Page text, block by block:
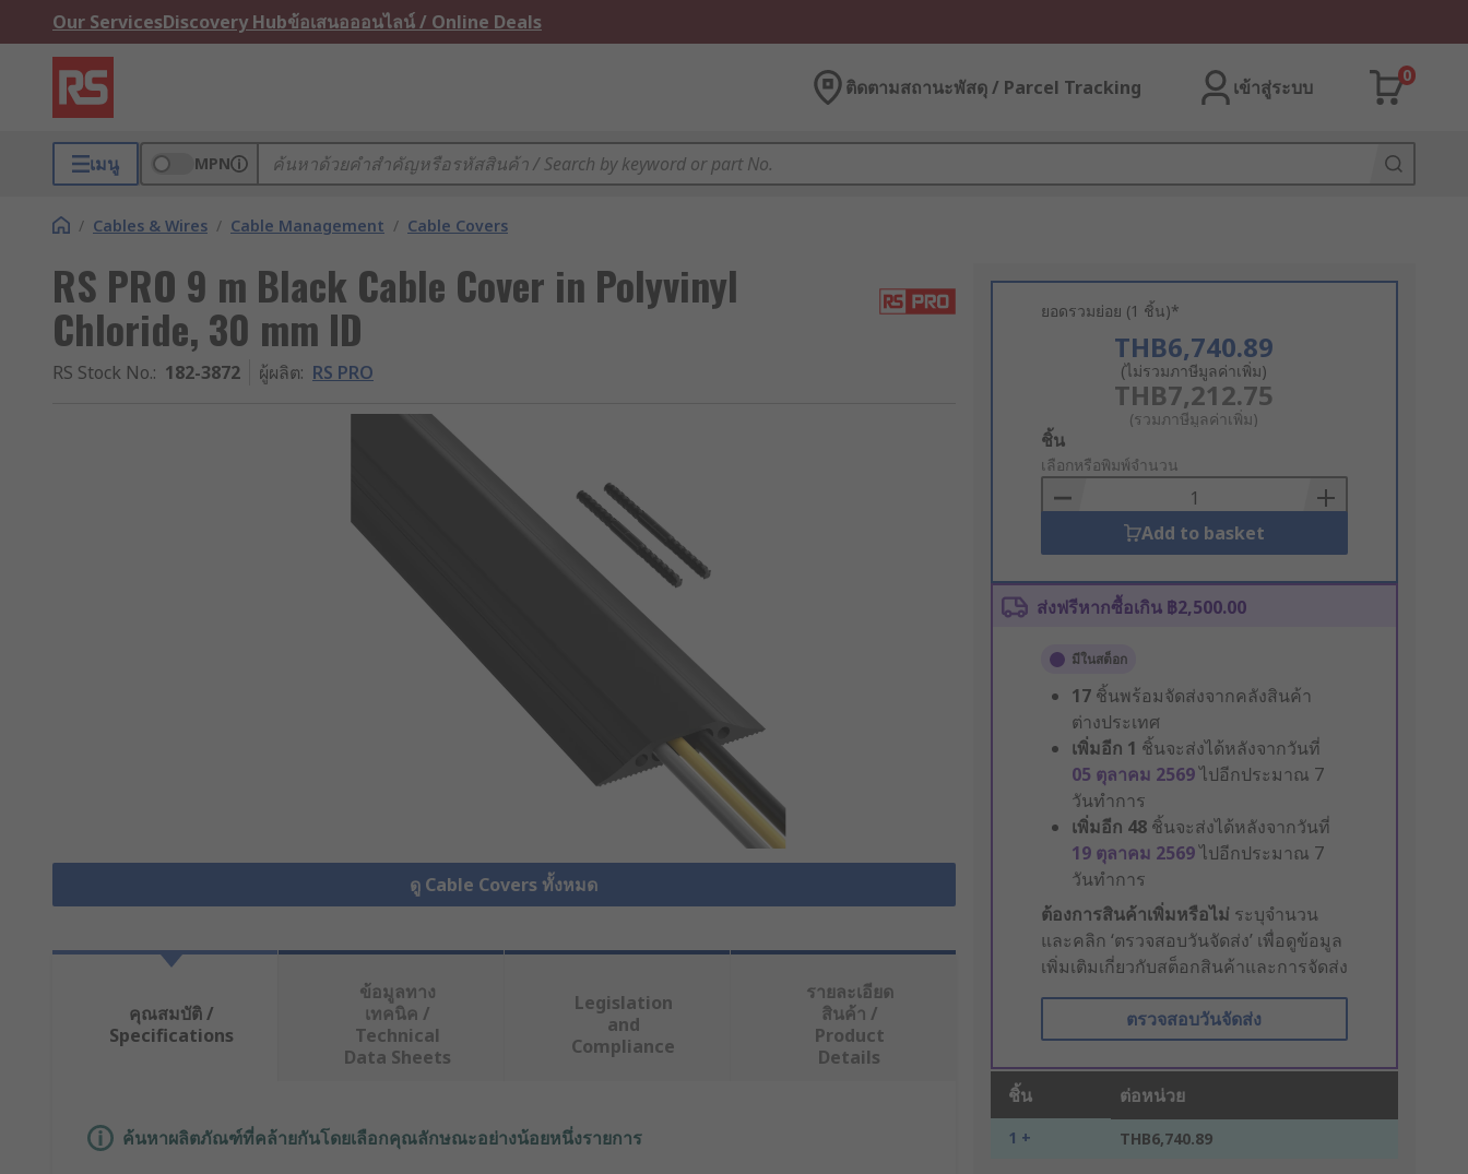
Our ServicesDiscovery Hubข้อเสนอออนไลน์ / Online Deals
ติดตามสถานะพัสดุ / Parcel Tracking เข้าสู่ระบบ
0
เมนู MPN
/ Cables & Wires / Cable Management / Cable Covers
RS PRO 9 m Black Cable Cover in Polyvinyl
Chloride, 30 mm ID
RS Stock No.: 182-3872 ผู้ผลิต: RS PRO
ดู Cable Covers ทั้งหมด
ยอดรวมย่อย (1 ชิ้น)*
THB6,740.89
(ไม่รวมภาษีมูลค่าเพิ่ม)
THB7,212.75
(รวมภาษีมูลค่าเพิ่ม)
Add
to
Basket
ชิ้น
เลือกหรือพิมพ์จำนวน
Add to basket
ส่งฟรีหากซื้อเกิน ฿2,500.00
มีในสต็อก
17 ชิ้นพร้อมจัดส่งจากคลังสินค้า
ต่างประเทศ
เพิ่มอีก 1 ชิ้นจะส่งได้หลังจากวันที่
05 ตุลาคม 2569ไปอีกประมาณ 7
วันทำการ
เพิ่มอีก 48 ชิ้นจะส่งได้หลังจากวันที่
19 ตุลาคม 2569ไปอีกประมาณ 7
วันทำการ
ต้องการสินค้าเพิ่มหรือไม่ ระบุจำนวน
และคลิก ‘ตรวจสอบวันจัดส่ง’ เพื่อดูข้อมูล
เพิ่มเติมเกี่ยวกับสต็อกสินค้าและการจัดส่ง
ตรวจสอบวันจัดส่ง
ชิ้น ต่อหน่วย
1 + THB6,740.89
คุณสมบัติ /
Specifications
ข้อมูลทาง
เทคนิค /
Technical
Data Sheets
Legislation
and
Compliance
รายละเอียด
สินค้า /
Product
Details
ค้นหาผลิตภัณฑ์ที่คล้ายกันโดยเลือกคุณลักษณะอย่างน้อยหนึ่งรายการ